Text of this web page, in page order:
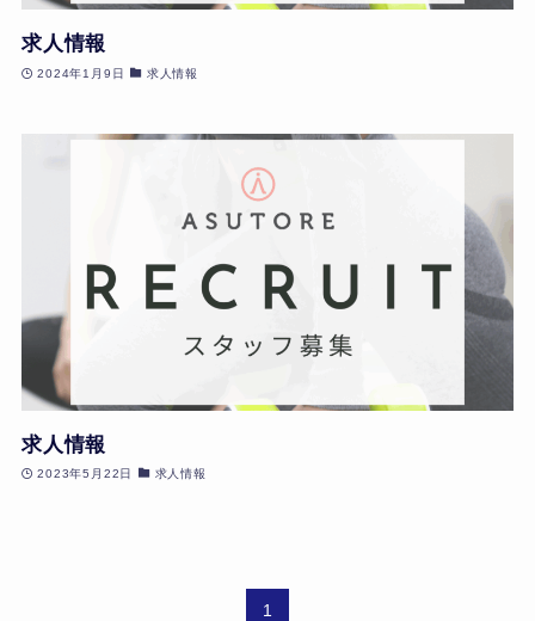
求人情報
2024年1月9日 求人情報
求人情報
2023年5月22日 求人情報
1